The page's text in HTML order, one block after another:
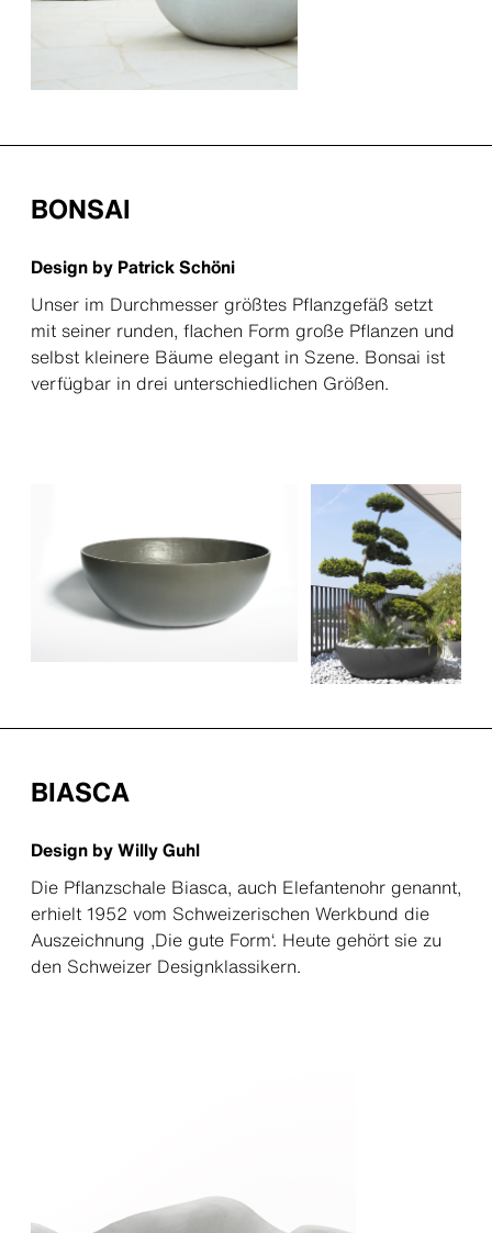
BONSAI
Design by Patrick Schöni
Unser im Durchmesser größtes Pflanzgefäß setzt
mit seiner runden, flachen Form große Pflanzen und
selbst kleinere Bäume elegant in Szene. Bonsai ist
verfügbar in drei unterschiedlichen Größen.
BIASCA
Design by Willy Guhl
Die Pflanzschale Biasca, auch Elefantenohr genannt,
erhielt 1952 vom Schweizerischen Werkbund die
Auszeichnung ‚Die gute Form‘. Heute gehört sie zu
den Schweizer Designklassikern.